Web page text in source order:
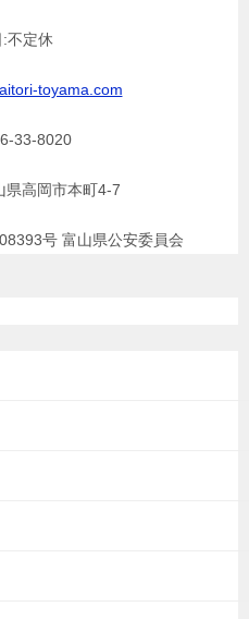
不定休
toyama.com
33-8020
県高岡市本町4-7
号 富山県公安委員会